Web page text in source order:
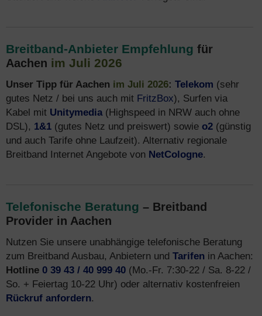
Breitband-Anbieter Empfehlung für
Aachen im Juli 2026
Unser Tipp für Aachen im Juli 2026: Telekom (sehr
gutes Netz / bei uns auch mit FritzBox), Surfen via
Kabel mit Unitymedia(Highspeed in NRW auch ohne
DSL), 1&1 (gutes Netz und preiswert) sowie o2 (günstig
und auch Tarife ohne Laufzeit). Alternativ regionale
Breitband Internet Angebote von NetCologne.
Telefonische Beratung – Breitband
Provider in Aachen
Nutzen Sie unsere unabhängige telefonische Beratung
zum Breitband Ausbau, Anbietern und Tarifen in Aachen:
Hotline 0 39 43 / 40 999 40 (Mo.-Fr. 7:30-22 / Sa. 8-22 /
So. + Feiertag 10-22 Uhr) oder alternativ kostenfreien
Rückruf anfordern.